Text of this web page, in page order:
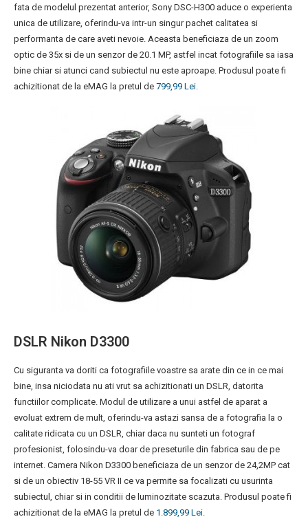
fata de modelul prezentat anterior, Sony DSC-H300 aduce o experienta
unica de utilizare, oferindu-va intr-un singur pachet calitatea si
performanta de care aveti nevoie. Aceasta beneficiaza de un zoom
optic de 35x si de un senzor de 20.1 MP, astfel incat fotografiile sa iasa
bine chiar si atunci cand subiectul nu este aproape. Produsul poate fi
achizitionat de la eMAG la pretul de 799,99 Lei.
DSLR Nikon D3300
Cu siguranta va doriti ca fotografiile voastre sa arate din ce in ce mai
bine, insa niciodata nu ati vrut sa achizitionati un DSLR, datorita
functiilor complicate. Modul de utilizare a unui astfel de aparat a
evoluat extrem de mult, oferindu-va astazi sansa de a fotografia la o
calitate ridicata cu un DSLR, chiar daca nu sunteti un fotograf
profesionist, folosindu-va doar de preseturile din fabrica sau de pe
internet. Camera Nikon D3300 beneficiaza de un senzor de 24,2MP cat
si de un obiectiv 18-55 VR II ce va permite sa focalizati cu usurinta
subiectul, chiar si in conditii de luminozitate scazuta. Produsul poate fi
achizitionat de la eMAG la pretul de 1.899,99 Lei.